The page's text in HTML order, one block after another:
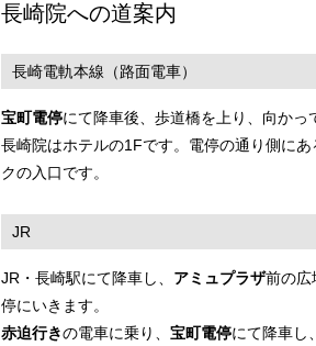
長崎院への道案内
長崎電軌本線（路面電車）
宝町電停にて降車後、歩道橋を上り、向かっ
長崎院はホテルの1Fです。電停の通り側に
クの入口です。
JR
JR・長崎駅にて降車し、 アミュプラザ前の広
停にいきます。
赤迫行きの電車に乗り、 宝町電停にて降車し